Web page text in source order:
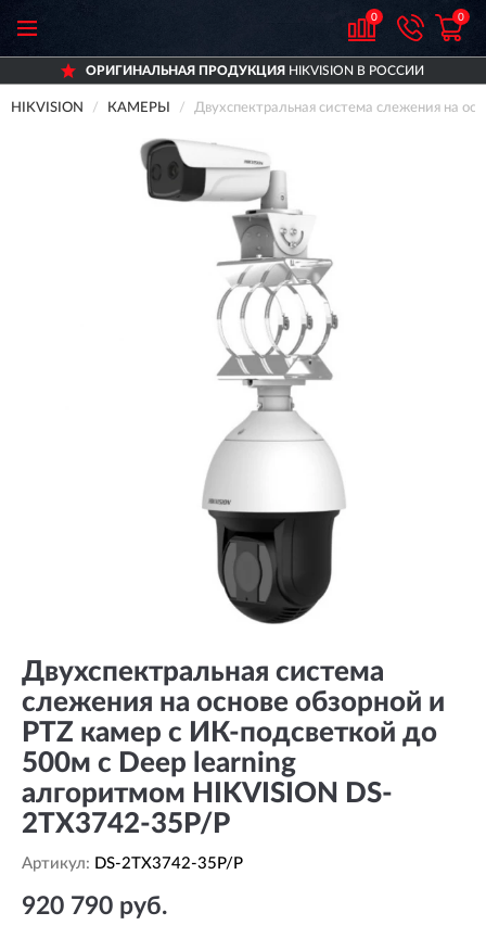
0 0
ОРИГИНАЛЬНАЯ ПРОДУКЦИЯ HIKVISION В РОССИИ
HIKVISION КАМЕРЫ Двухспектральная система слежения на
Двухспектральная система
слежения на основе обзорной и
PTZ камер с ИК-подсветкой до
500м с Deep learning
алгоритмом HIKVISION DS-
2TX3742-35P/P
Артикул: DS-2TX3742-35P/P
920 790 руб.